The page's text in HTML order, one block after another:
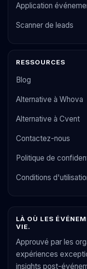
Application
Scanner de leads
RESSOURCES
Blog
Alternative à Whova
Alternative à Cvent
Contactez-nous
Politique de
Conditions
LÀ OÙ LES
VIE.
Approuvé par les
expériences
insights post-